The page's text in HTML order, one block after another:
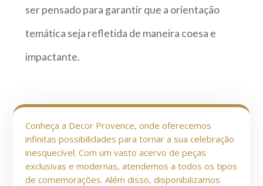
ser pensado para garantir que a orientação
temática seja refletida de maneira coesa e
impactante.
Conheça a Decor Provence, onde oferecemos
infinitas possibilidades para tornar a sua celebração
inesquecível. Com um vasto acervo de peças
exclusivas e modernas, atendemos a todos os tipos
de comemorações. Além disso, disponibilizamos